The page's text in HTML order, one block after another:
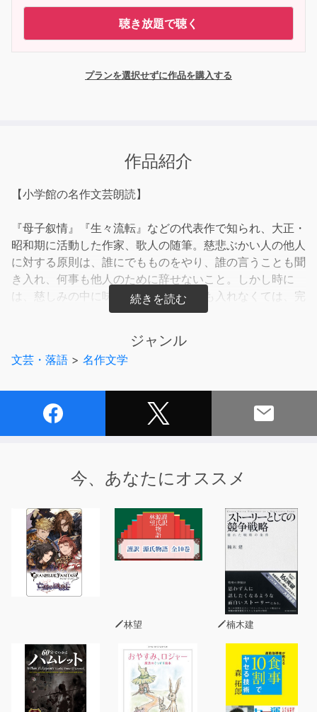
聴き放題で聴く
プランを選択せずに作品を購入する
作品紹介
【小学館の名作文芸朗読】
『母子叙情』『生々流転』などの代表作で知られ、大正・
昭和期に活動した作家、歌人の随筆。慈悲ぶかい人の他人
に対する原則は、誰にでもものをやり、誰の言うことも聞
き入れ、何事も他人のために辞せないこと。しかし時に
は、慈しみの中に味ひとつまみの小言も入れなくては、完
全な慈悲にならない。愛情ばかりで智慧の判断の伴わない
ジャンル
文芸・落語 > 名作文学
今、あなたにオススメ
林望 楠木建